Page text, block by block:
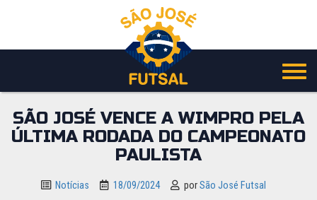
o
SÃO JOSÉ VENCE A WIMPRO PELA
ÚLTIMA RODADA DO CAMPEONATO
PAULISTA
Notícias 18/09/2024 porSão José Futsal